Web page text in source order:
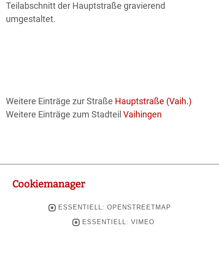
Teilabschnitt der Hauptstraße gravierend
umgestaltet.
Weitere Einträge zur Straße Hauptstraße (Vaih.)
Weitere Einträge zum Stadteil Vaihingen
Cookiemanager
ESSENTIELL: OPENSTREETMAP
ESSENTIELL: VIMEO